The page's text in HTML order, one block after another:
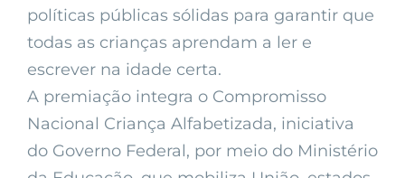
políticas públicas sólidas para garantir que
todas as crianças aprendam a ler e
escrever na idade certa.
A premiação integra o Compromisso
Nacional Criança Alfabetizada, iniciativa
do Governo Federal, por meio do Ministério